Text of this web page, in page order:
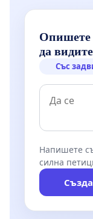
Опишете
да видите
Със
Напишете
силна